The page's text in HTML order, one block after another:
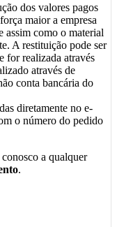
dos valores pagos
maior a empresa
assim como o material
A restituição pode ser
for realizada através
através de
conta bancária do
diretamente no e-
o número do pedido
a qualquer
.